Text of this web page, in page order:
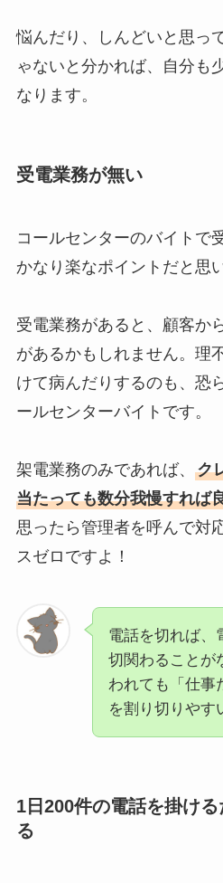
悩んだり、しんどいと思っ
ゃないと分かれば、自分も
なります。
受電業務が無い
コールセンターのバイトで
かなり楽なポイントだと思
受電業務があると、顧客か
があるかもしれません。理
けて病んだりするのも、恐
ールセンターバイトです。
架電業務のみであれば、 ク
当たっても数分我慢すれば
思ったら管理者を呼んで対
スゼロですよ！
電話を切れば、
切関わることが
われても「仕事
を割り切りやす
1日200件の電話を掛け
る